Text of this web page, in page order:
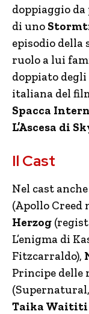
doppiaggio
di uno
episodio della
ruolo a lui
doppiato
italiana del
Spacca
L’Ascesa di
Il Cast
Nel cast anche
(Apollo Creed
Herzog
L’enigma di
Fitzcarraldo),
Principe delle
Taika Waititi